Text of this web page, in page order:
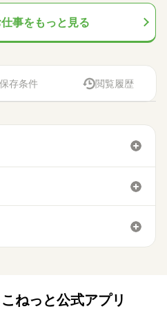
事をもっと見る
保存条件 閲覧履歴
ねっと公式アプリ